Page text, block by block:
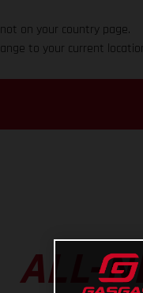
on your country page.
to your current
ALL-